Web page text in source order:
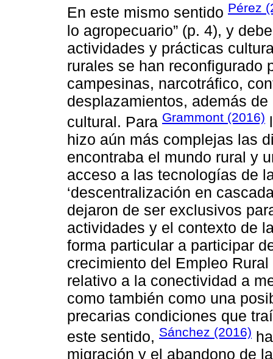
En este mismo sentido Pérez
lo agropecuario” (p. 4), y
actividades y prácticas
rurales se han reconfigurado
campesinas, narcotráfico,
desplazamientos, además
cultural. Para Grammont (2016)
hizo aún más complejas las
encontraba el mundo rural y
acceso a las tecnologías de
‘descentralización en
dejaron de ser exclusivos
actividades y el contexto de
forma particular a participar
crecimiento del Empleo
relativo a la conectividad a
como también como una
precarias condiciones que
este sentido, Sánchez (2016)
migración y el abandono de